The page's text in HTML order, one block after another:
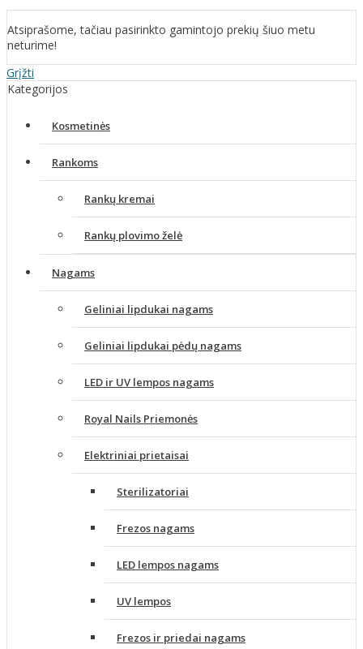
Atsiprašome, tačiau pasirinkto gamintojo prekių šiuo metu
neturime!
Grįžti
Kategorijos
Kosmetinės
Rankoms
Rankų kremai
Rankų plovimo želė
Nagams
Geliniai lipdukai nagams
Geliniai lipdukai pėdų nagams
LED ir UV lempos nagams
Royal Nails Priemonės
Elektriniai prietaisai
Sterilizatoriai
Frezos nagams
LED lempos nagams
UV lempos
Frezos ir priedai nagams